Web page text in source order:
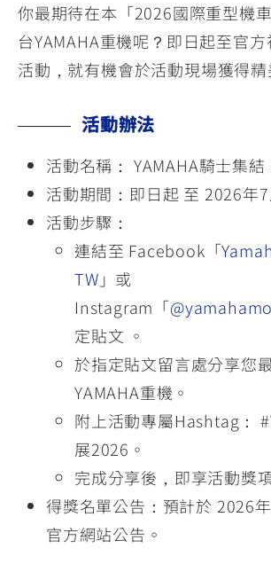
你最期待在本「2026國際重型機
台YAMAHA重機呢？即日起至官
活動，就有機會於活動現場獲得精
活動辦法
活動名稱： YAMAHA騎士集
活動期間：即日起 至 2026年
活動步驟：
連結至 Facebook「
TW 」或
Instagram「
定貼文 。
於指定貼文留言處分享您
YAMAHA重機。
附上活動專屬Hashtag：
展2026。
完成分享後，即享活動獎
得獎名單公告：預計於 2026
官方網站公告。